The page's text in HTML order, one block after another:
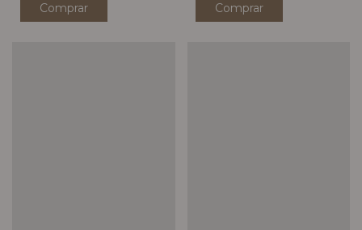
Comprar Comprar